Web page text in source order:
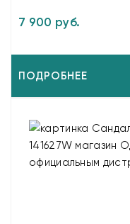
7 900 руб.
ПОДРОБНЕЕ